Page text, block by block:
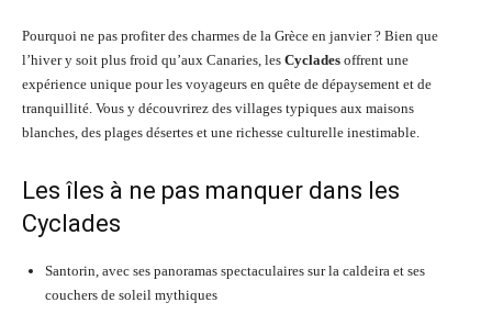
Pourquoi ne pas profiter des charmes de la Grèce en janvier ? Bien que
l’hiver y soit plus froid qu’aux Canaries, les Cyclades offrent une
expérience unique pour les voyageurs en quête de dépaysement et de
tranquillité. Vous y découvrirez des villages typiques aux maisons
blanches, des plages désertes et une richesse culturelle inestimable.
Les îles à ne pas manquer dans les
Cyclades
Santorin, avec ses panoramas spectaculaires sur la caldeira et ses
couchers de soleil mythiques